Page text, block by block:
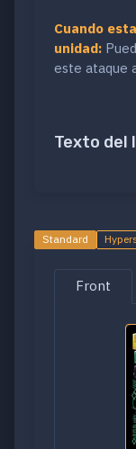
Cuando
unidad:
este ataque
Texto del
Standard
Front